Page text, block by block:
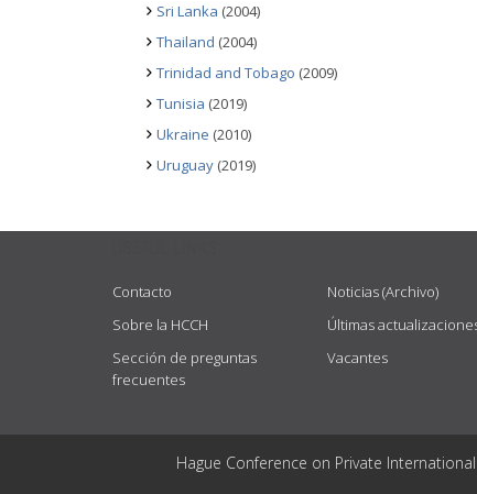
Sri Lanka (2004)
Thailand (2004)
Trinidad and Tobago (2009)
Tunisia (2019)
Ukraine (2010)
Uruguay (2019)
Contacto
Sobre la HCCH
Sección de preguntas
frecuentes
Noticias (Archivo)
Últimas
Vacantes
Hague Conference on Private